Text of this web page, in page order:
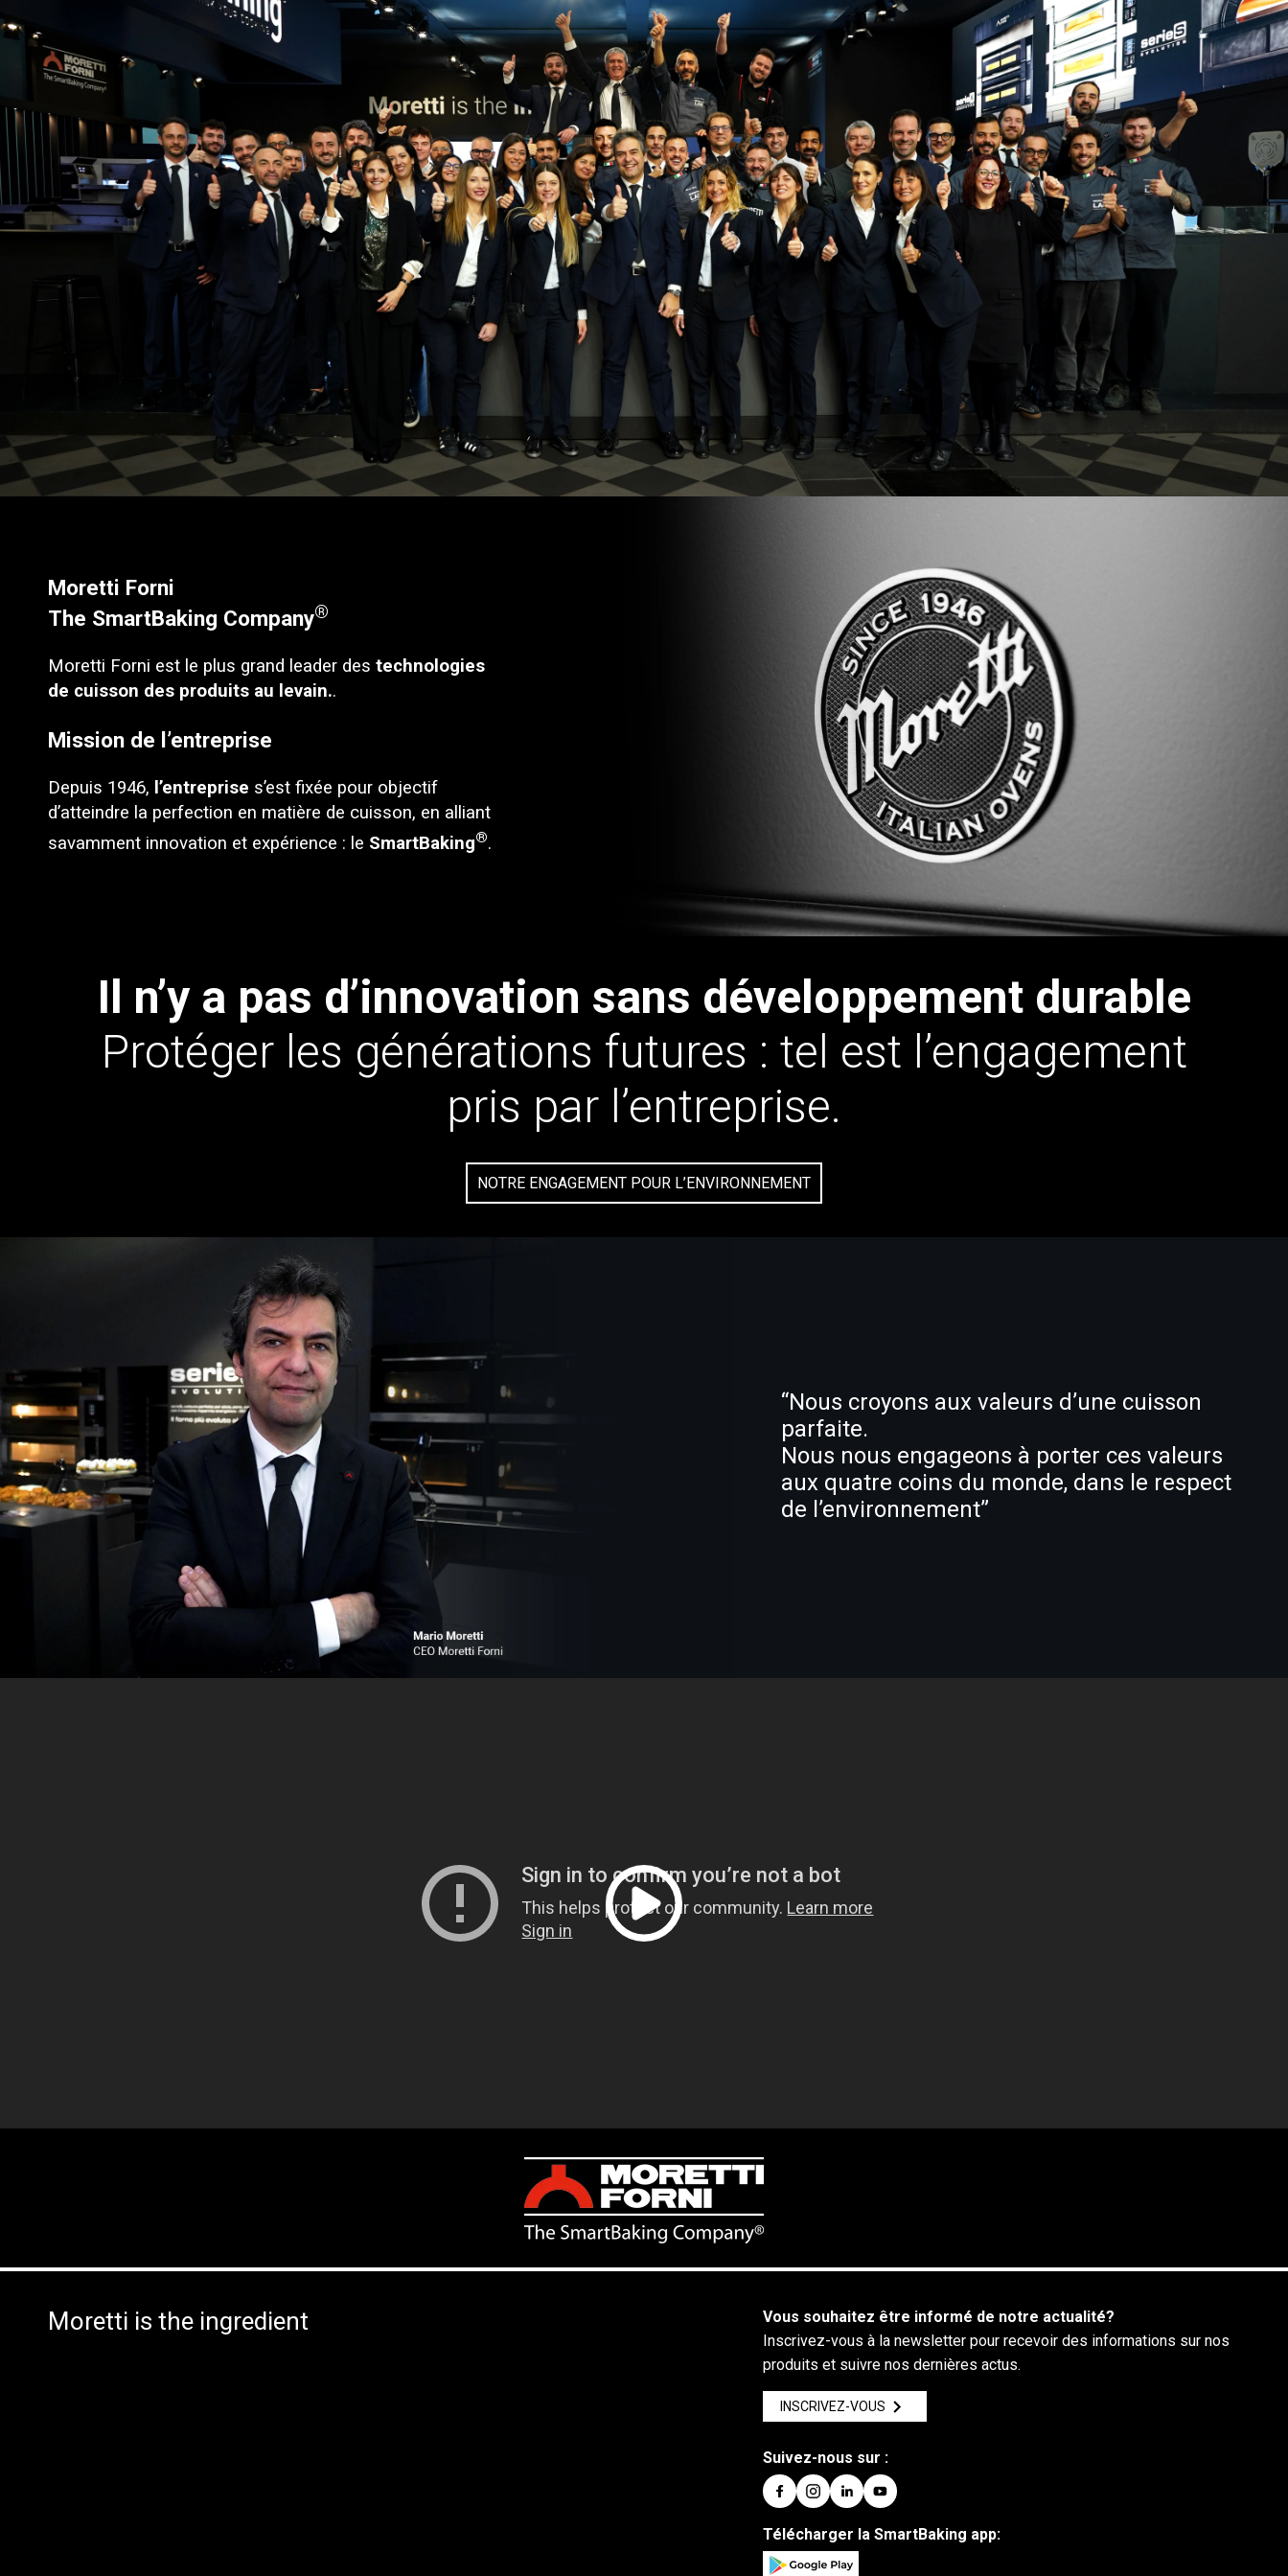
Moretti Forni
The SmartBaking Company®
Moretti Forni est le plus grand leader des technologies
de cuisson des produits au levain..
Mission de l’entreprise
Depuis 1946, l’entreprise s’est fixée pour objectif
d’atteindre la perfection en matière de cuisson, en alliant
savamment innovation et expérience : le SmartBaking®.
Il n’y a pas d’innovation sans développement durable
Protéger les générations futures : tel est l’engagement
pris par l’entreprise.
NOTRE ENGAGEMENT POUR L’ENVIRONNEMENT
“Nous croyons aux valeurs d’une cuisson
parfaite.
Nous nous engageons à porter ces valeurs
aux quatre coins du monde, dans le respect
de l’environnement”
Moretti is the ingredient
Vous souhaitez être informé de notre actualité?
Inscrivez-vous à la newsletter pour recevoir des informations sur nos
produits et suivre nos dernières actus.
INSCRIVEZ-VOUS
Suivez-nous sur :
Télécharger la SmartBaking app: